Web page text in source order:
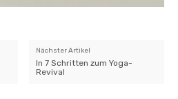
Nächster Artikel
In 7 Schritten zum Yoga-
Revival